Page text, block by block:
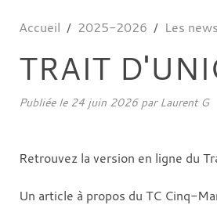
Accueil 2025-2026 Les news
TRAIT
Publiée le 24 juin 2026par Laurent G
Retrouvez la version en ligne du
Un article à propos du TC Cinq-